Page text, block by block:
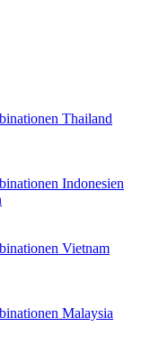
Thailand
Indonesien
Vietnam
Malaysia